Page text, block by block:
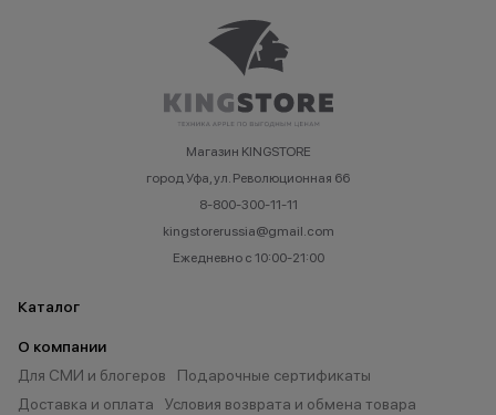
Магазин KINGSTORE
город Уфа, ул. Революционная 66
8-800-300-11-11
kingstorerussia@gmail.com
Ежедневно с 10:00-21:00
Каталог
О компании
Для СМИ и блогеров
Подарочные сертификаты
Доставка и оплата
Условия возврата и обмена товара